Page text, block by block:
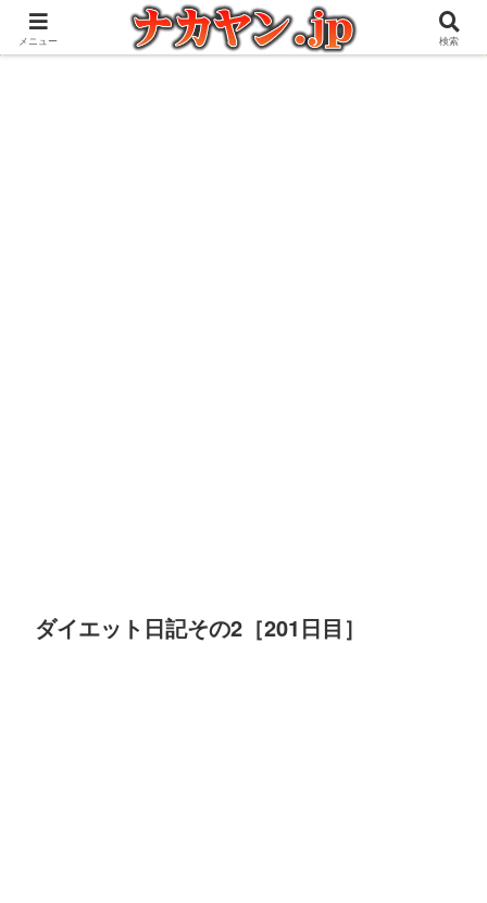
アウトドアとガジェット好きな管理人の愉快な日々を綴るブログ
ダイエット日記その2［201日目］
メニュー 検索